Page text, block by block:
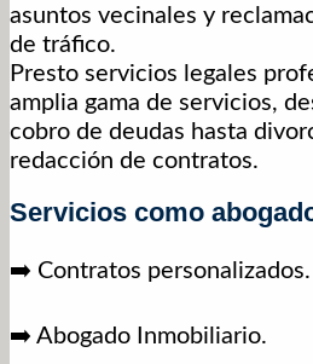
asuntos vecinales y
de tráfico.
Presto servicios legales
amplia gama de servicios,
cobro de deudas hasta
redacción de contratos.
Servicios como
➡️ Contratos personalizados.
➡️ Abogado Inmobiliario.